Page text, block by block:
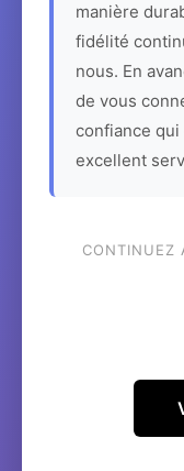
manière
fidélité
nous. En
de vous
confiance
excellent
CONTINUEZ